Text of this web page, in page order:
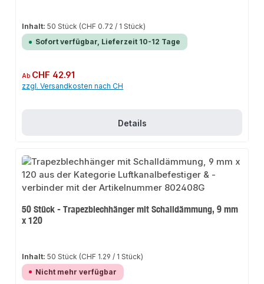
Inhalt:50 Stück (CHF 0.72 / 1 Stück)
Sofort verfügbar, Lieferzeit 10-12 Tage
Regulärer Preis:
Ab CHF 42.91
zzgl. Versandkosten nach CH
Details
50 Stück - Trapezblechhänger mit Schalldämmung, 9 mm
x 120
Inhalt:50 Stück (CHF 1.29 / 1 Stück)
Nicht mehr verfügbar